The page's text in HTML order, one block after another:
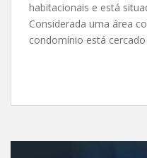
habitacionais e está
Considerada uma área
condomínio está